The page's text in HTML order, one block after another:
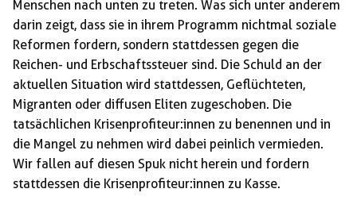
Menschen nach unten zu treten. Was sich unter anderem
darin zeigt, dass sie in ihrem Programm nichtmal soziale
Reformen fordern, sondern stattdessen gegen die
Reichen- und Erbschaftssteuer sind. Die Schuld an der
aktuellen Situation wird stattdessen, Geflüchteten,
Migranten oder diffusen Eliten zugeschoben. Die
tatsächlichen Krisenprofiteur:innen zu benennen und in
die Mangel zu nehmen wird dabei peinlich vermieden.
Wir fallen auf diesen Spuk nicht herein und fordern
stattdessen die Krisenprofiteur:innen zu Kasse.